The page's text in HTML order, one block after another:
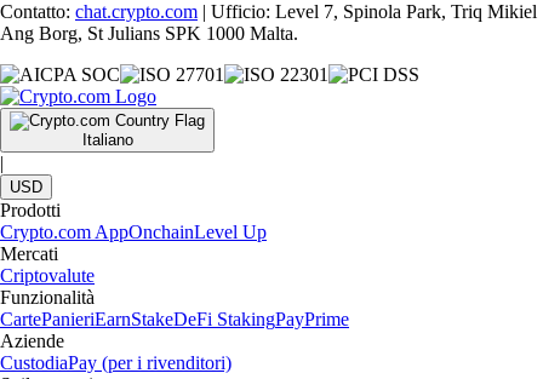
Contatto: chat.crypto.com | Ufficio: Level 7, Spinola Park, Triq Mikiel
Ang Borg, St Julians SPK 1000 Malta.
Italiano
|
USD
Prodotti
Crypto.com AppOnchainLevel Up
Mercati
Criptovalute
Funzionalità
CartePanieriEarnStakeDeFi StakingPayPrime
Aziende
CustodiaPay (per i rivenditori)